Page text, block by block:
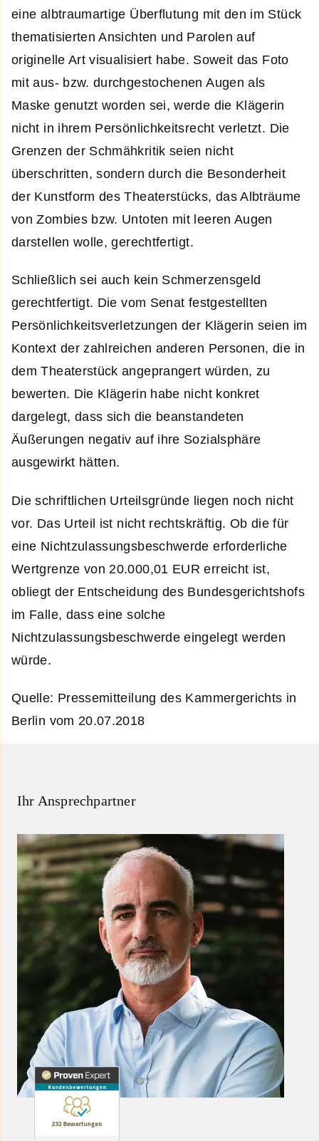
eine albtraumartige Überflutung mit den im Stück
thematisierten Ansichten und Parolen auf
originelle Art visualisiert habe. Soweit das Foto
mit aus- bzw. durchgestochenen Augen als
Maske genutzt worden sei, werde die Klägerin
nicht in ihrem Persönlichkeitsrecht verletzt. Die
Grenzen der Schmähkritik seien nicht
überschritten, sondern durch die Besonderheit
der Kunstform des Theaterstücks, das Albträume
von Zombies bzw. Untoten mit leeren Augen
darstellen wolle, gerechtfertigt.
Schließlich sei auch kein Schmerzensgeld
gerechtfertigt. Die vom Senat festgestellten
Persönlichkeitsverletzungen der Klägerin seien im
Kontext der zahlreichen anderen Personen, die in
dem Theaterstück angeprangert würden, zu
bewerten. Die Klägerin habe nicht konkret
dargelegt, dass sich die beanstandeten
Äußerungen negativ auf ihre Sozialsphäre
ausgewirkt hätten.
Die schriftlichen Urteilsgründe liegen noch nicht
vor. Das Urteil ist nicht rechtskräftig. Ob die für
eine Nichtzulassungsbeschwerde erforderliche
Wertgrenze von 20.000,01 EUR erreicht ist,
obliegt der Entscheidung des Bundesgerichtshofs
im Falle, dass eine solche
Nichtzulassungsbeschwerde eingelegt werden
würde.
Quelle: Pressemitteilung des Kammergerichts in
Berlin vom 20.07.2018
Ihr Ansprechpartner